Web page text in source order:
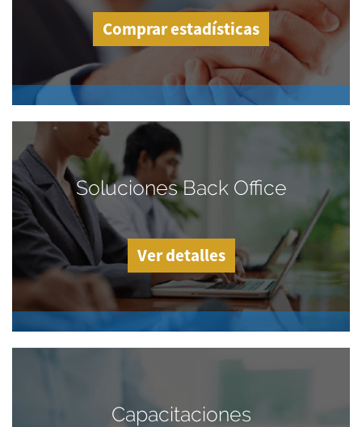
Comprar estadísticas
Soluciones Back Office
Ver detalles
Capacitaciones